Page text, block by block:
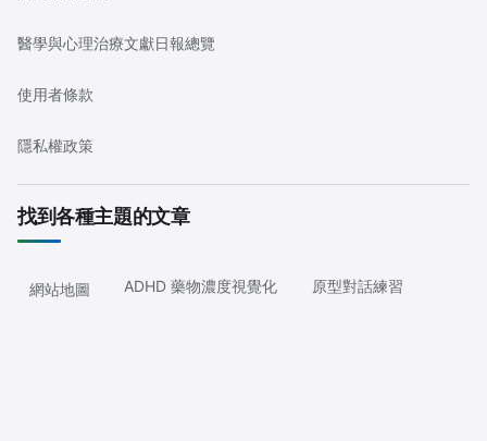
醫學與心理治療文獻日報總覽
使用者條款
隱私權政策
找到各種主題的文章
網站地圖 ADHD 藥物濃度視覺化 原型對話練習